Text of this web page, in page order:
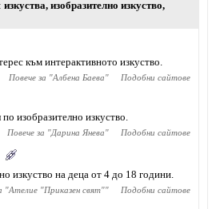
изкуства, изобразително изкуство,
към интерактивното изкуство.
Повече за "Албена Баева" Подобни сайтове
изобразително изкуство.
Повече за "Дарина Янева" Подобни сайтове
изкуство на деца от 4 до 18 години.
"Ателие "Приказен свят"" Подобни сайтове